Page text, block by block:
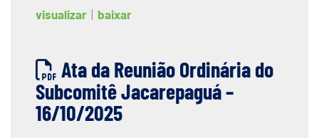
visualizar baixar
Ata da Reunião Ordinária do
Subcomitê Jacarepaguá –
16/10/2025